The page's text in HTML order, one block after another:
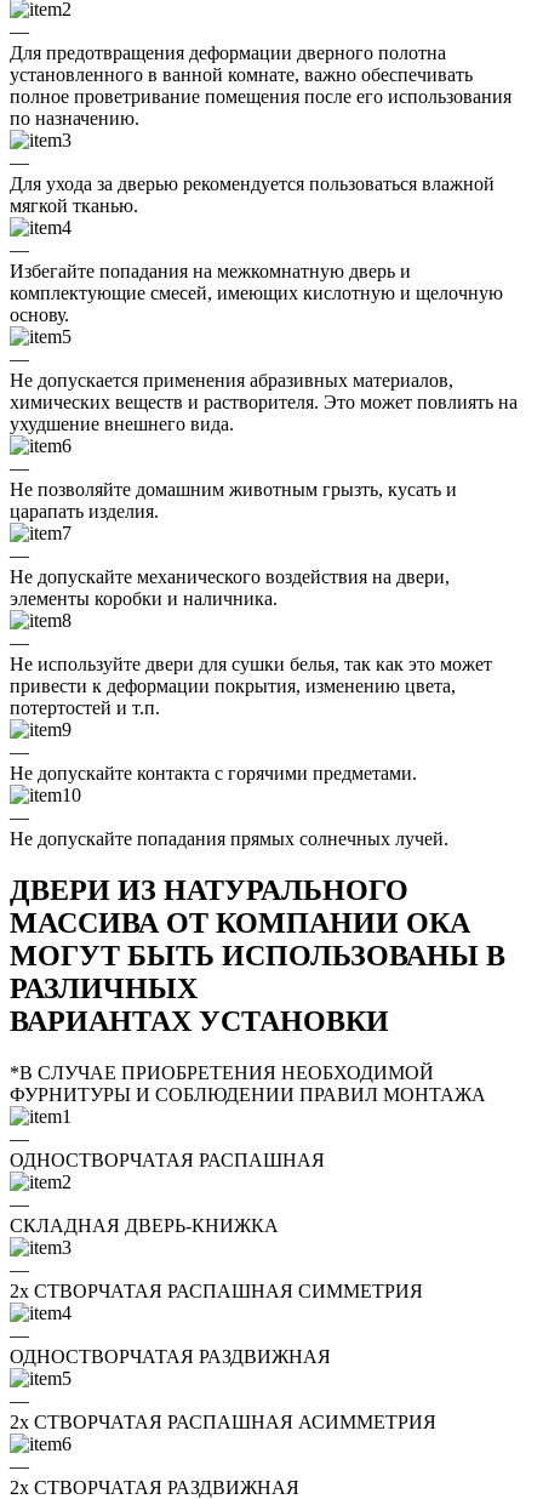
—
Для предотвращения деформации дверного полотна
установленного в ванной комнате, важно обеспечивать
полное проветривание помещения после его использования
по назначению.
—
Для ухода за дверью рекомендуется пользоваться влажной
мягкой тканью.
—
Избегайте попадания на межкомнатную дверь и
комплектующие смесей, имеющих кислотную и щелочную
основу.
—
Не допускается применения абразивных материалов,
химических веществ и растворителя. Это может повлиять на
ухудшение внешнего вида.
—
Не позволяйте домашним животным грызть, кусать и
царапать изделия.
—
Не допускайте механического воздействия на двери,
элементы коробки и наличника.
—
Не используйте двери для сушки белья, так как это может
привести к деформации покрытия, изменению цвета,
потертостей и т.п.
—
Не допускайте контакта с горячими предметами.
—
Не допускайте попадания прямых солнечных лучей.
ДВЕРИ ИЗ НАТУРАЛЬНОГО
МАССИВА ОТ КОМПАНИИ ОКА
МОГУТ БЫТЬ ИСПОЛЬЗОВАНЫ В
РАЗЛИЧНЫХ
ВАРИАНТАХ УСТАНОВКИ
*В СЛУЧАЕ ПРИОБРЕТЕНИЯ НЕОБХОДИМОЙ
ФУРНИТУРЫ И СОБЛЮДЕНИИ ПРАВИЛ МОНТАЖА
—
ОДНОСТВОРЧАТАЯ РАСПАШНАЯ
—
СКЛАДНАЯ ДВЕРЬ-КНИЖКА
—
2x СТВОРЧАТАЯ РАСПАШНАЯ СИММЕТРИЯ
—
ОДНОСТВОРЧАТАЯ РАЗДВИЖНАЯ
—
2x СТВОРЧАТАЯ РАСПАШНАЯ АСИММЕТРИЯ
—
2x СТВОРЧАТАЯ РАЗДВИЖНАЯ